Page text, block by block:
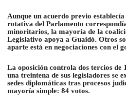
Aunque un acuerdo previo
rotativa del Parlamento
minoritarios, la mayoría de la
Legislativo apoya a Guaidó. Otros
aparte está en negociaciones con el
La oposición controla dos tercios de
una treintena de sus legisladores se
sedes diplomáticas tras procesos
mayoría simple: 84 votos.